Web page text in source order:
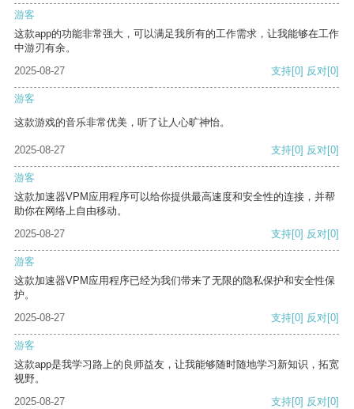
游客
这款app的功能非常强大，可以满足我所有的工作需求，让我能够在工作
中游刃有余。
2025-08-27
支持[0] 反对[0]
游客
这款游戏的音乐非常优美，听了让人心旷神怡。
2025-08-27 支持[0] 反对[0]
游客
这款加速器VPM应用程序可以给你提供最高速度和安全性的连接，并帮
助你在网络上自由移动。
2025-08-27
支持[0] 反对[0]
游客
这款加速器VPM应用程序已经为我们带来了无限的隐私保护和安全性保
护。
2025-08-27
支持[0] 反对[0]
游客
这款app是我学习路上的良师益友，让我能够随时随地学习新知识，拓宽
视野。
2025-08-27
支持[0] 反对[0]